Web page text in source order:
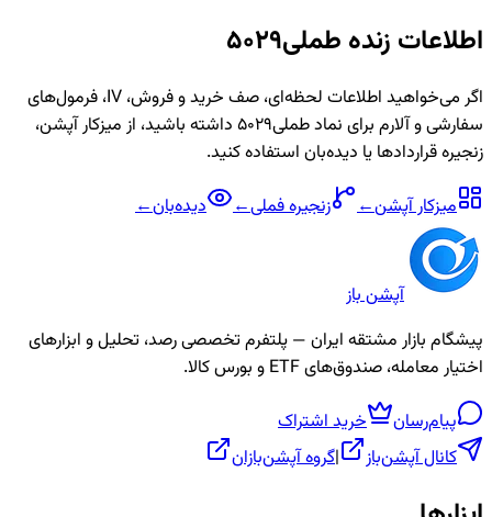
اطلاعات زنده طملی5029
اگر می‌خواهید اطلاعات لحظه‌ای، صف خرید و فروش، IV، فرمول‌های
سفارشی و آلارم برای نمادطملی5029
داشته باشید، از میزکار آپشن،
زنجیره قراردادها یا دیده‌بان استفاده کنید.
میزکار آپشن← زنجیرهفملی← دیده‌بان←
آپشن باز
پیشگام بازار مشتقه ایران — پلتفرم تخصصی رصد، تحلیل و ابزارهای
اختیار معامله، صندوق‌های ETF و بورس کالا.
پیام‌رسان
خرید اشتراک
کانال آپشن‌باز
|گروه آپشن‌بازان